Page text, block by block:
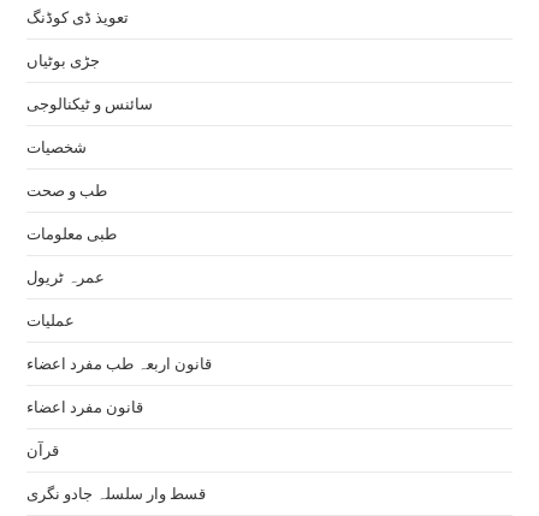
تعویذ ڈی کوڈنگ
جڑی بوٹیاں
سائنس و ٹیکنالوجی
شخصیات
طب و صحت
طبی معلومات
عمرہ ٹریول
عملیات
قانون اربعہ طب مفرد اعضاء
قانون مفرد اعضاء
قرآن
قسط وار سلسلہ جادو نگری